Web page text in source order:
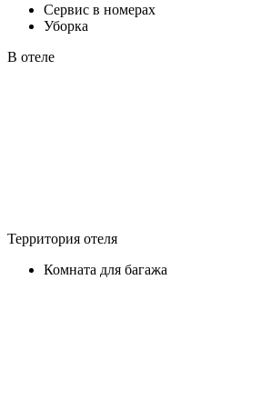
Сервис в номерах
Уборка
В отеле
Территория отеля
Комната для багажа